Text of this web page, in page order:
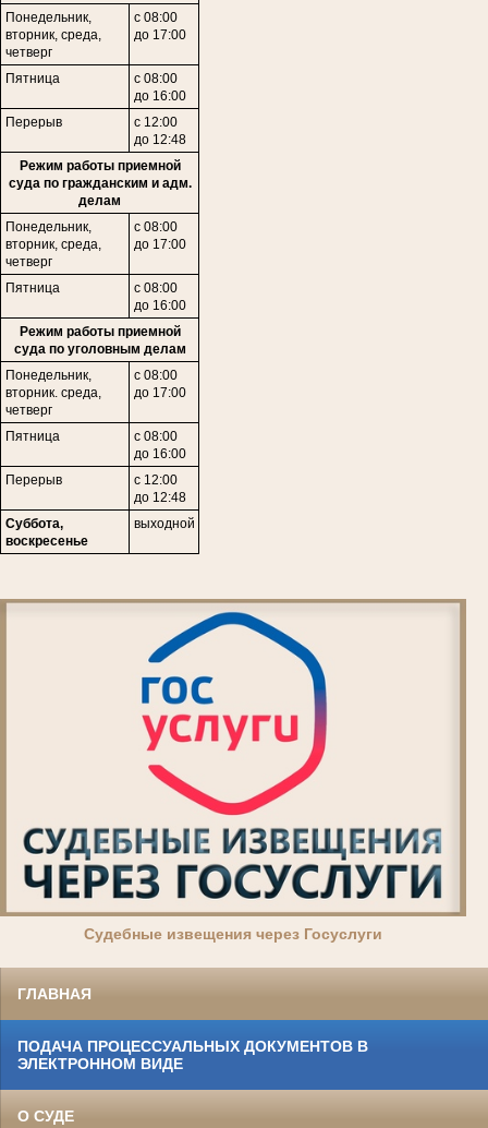
Понедельник,
вторник, среда,
четверг
с 08:00
до 17:00
Пятница
с 08:00
до 16:00
Перерыв
с 12:00
до 12:48
Режим работы приемной
суда по гражданским и адм.
делам
Понедельник,
вторник, среда,
четверг
с 08:00
до 17:00
Пятница
с 08:00
до 16:00
Режим работы приемной
суда по уголовным делам
Понедельник,
вторник. среда,
четверг
с 08:00
до 17:00
Пятница
с 08:00
до 16:00
Перерыв
с 12:00
до 12:48
Суббота,
воскресенье
выходной
Судебные извещения через Госуслуги
ГЛАВНАЯ
ПОДАЧА ПРОЦЕССУАЛЬНЫХ ДОКУМЕНТОВ В
ЭЛЕКТРОННОМ ВИДЕ
О СУДЕ